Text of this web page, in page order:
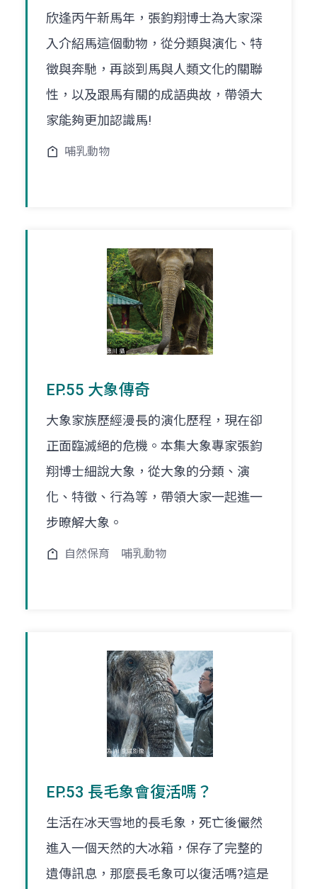
欣逢丙午新馬年，張鈞翔博士為大家深
入介紹馬這個動物，從分類與演化、特
徵與奔馳，再談到馬與人類文化的關聯
性，以及跟馬有關的成語典故，帶領大
家能夠更加認識馬!
哺乳動物
EP.55 大象傳奇
大象家族歷經漫長的演化歷程，現在卻
正面臨滅絕的危機。本集大象專家張鈞
翔博士細說大象，從大象的分類、演
化、特徵、行為等，帶領大家一起進一
步暸解大象。
自然保育 哺乳動物
EP.53 長毛象會復活嗎？
生活在冰天雪地的長毛象，死亡後儼然
進入一個天然的大冰箱，保存了完整的
遺傳訊息，那麼長毛象可以復活嗎?這是